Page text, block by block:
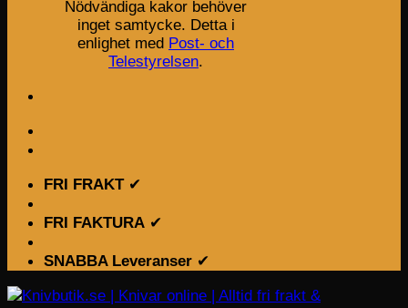
Nödvändiga kakor behöver
inget samtycke. Detta i
enlighet med Post- och
Telestyrelsen.
FRI FRAKT✔
FRI FAKTURA ✔
SNABBA Leveranser ✔